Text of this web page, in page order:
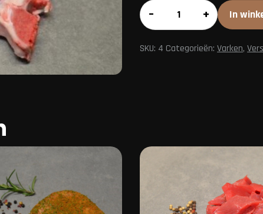
Ribkarbonade
aantal
– + In
SKU: 4 Categorieën: Varken,